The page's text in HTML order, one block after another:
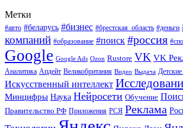
Метки
#авто #беларусь #бизнес #брестская_область #деньги
компаний #образование #поиск #россия
Google Google Ads Ozon Rustore VK VK
Аналитика Апдейт Великобритания Видео Выдача
Искусственный интеллект
Минцифры Наука Нейросети Обучение
Правительство РФ Приложения РСЯ Реклама